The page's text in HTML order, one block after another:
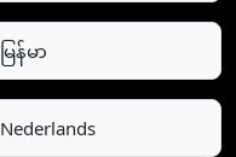
မြန်မာ
Nederlands